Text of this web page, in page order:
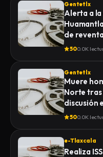
Gentetlx
Alerta a
de
de la Feria
500.0K
Gentetlx
Muere
Norte
discusión
500.0K
e-Tlaxcala
Realiza